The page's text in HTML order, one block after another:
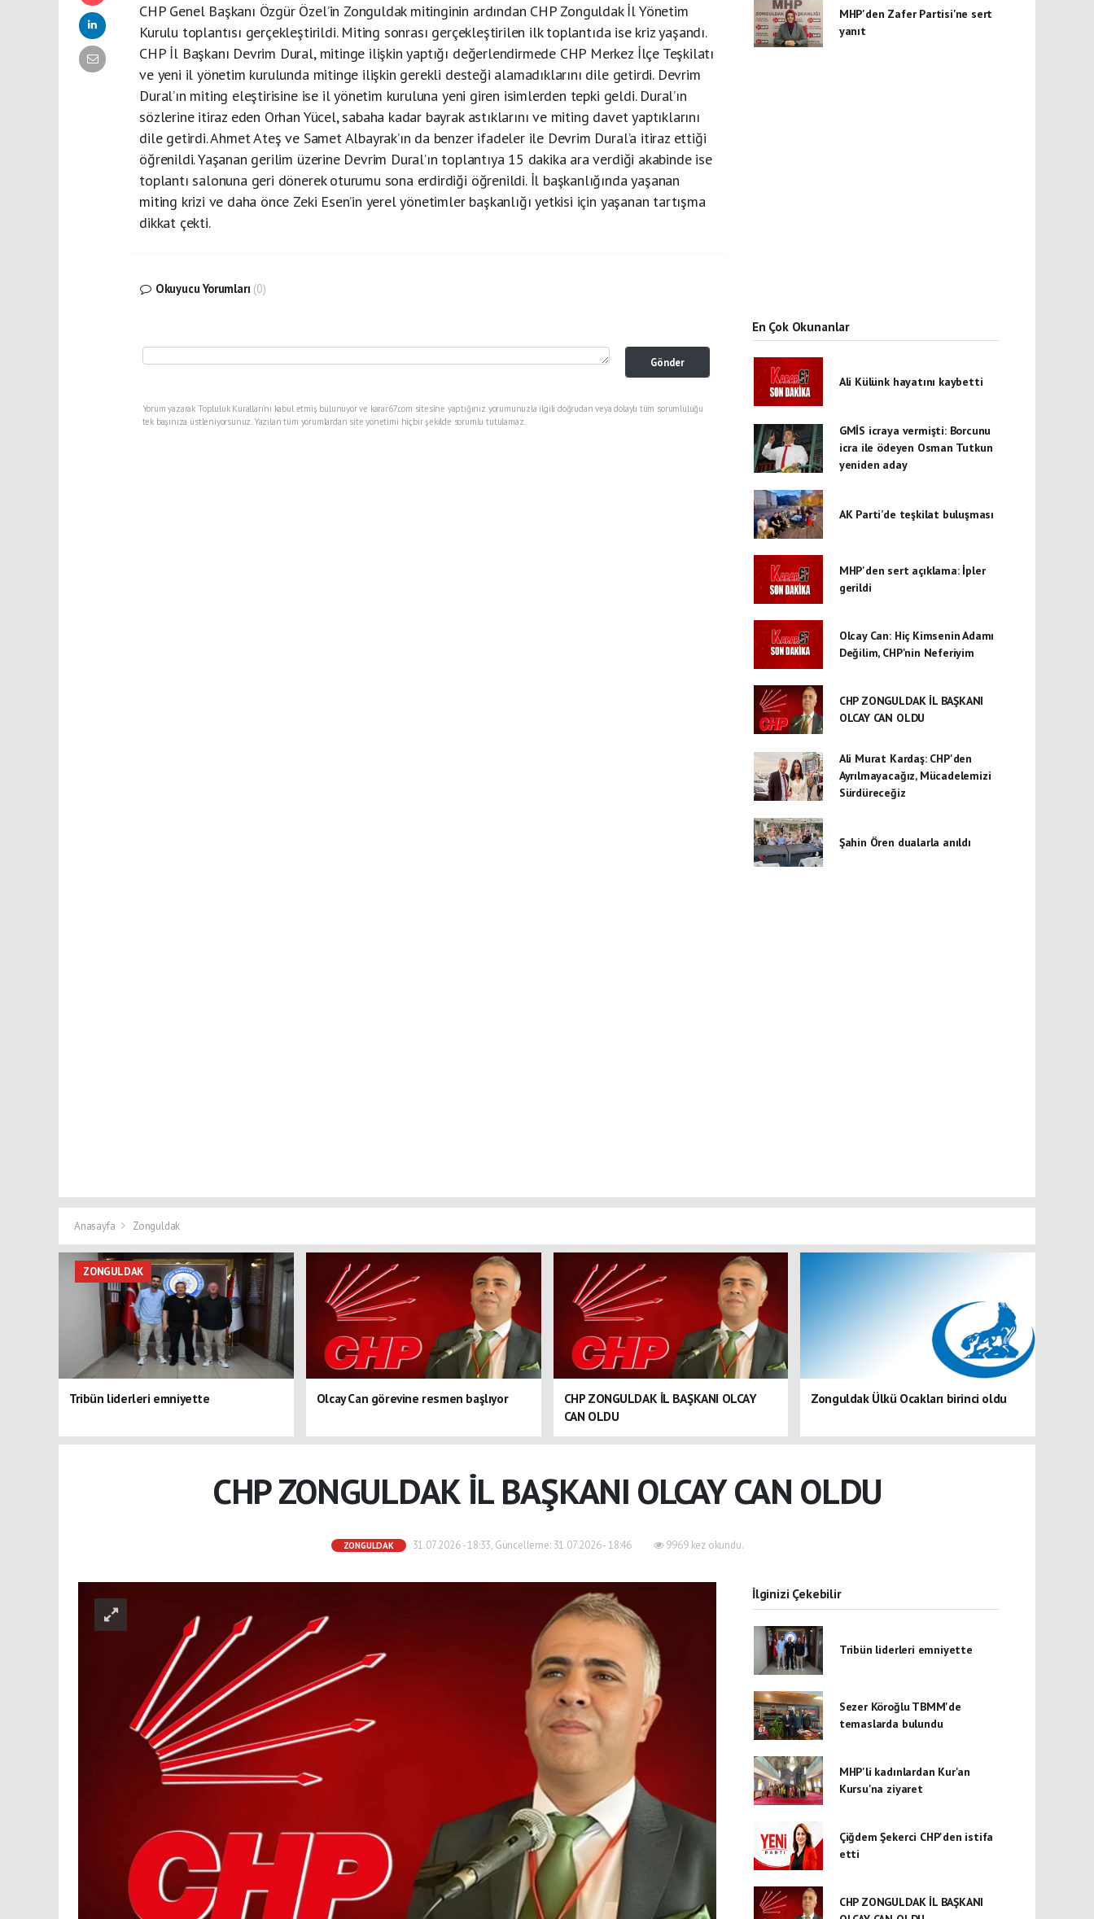
CHP Genel Başkanı Özgür Özel’in Zonguldak mitinginin ardından CHP Zonguldak İl Yönetim
Kurulu toplantısı gerçekleştirildi. Miting sonrası gerçekleştirilen ilk toplantıda ise kriz yaşandı.
CHP İl Başkanı Devrim Dural, mitinge ilişkin yaptığı değerlendirmede CHP Merkez İlçe Teşkilatı
ve yeni il yönetim kurulunda mitinge ilişkin gerekli desteği alamadıklarını dile getirdi. Devrim
Dural’ın miting eleştirisine ise il yönetim kuruluna yeni giren isimlerden tepki geldi. Dural’ın
sözlerine itiraz eden Orhan Yücel, sabaha kadar bayrak astıklarını ve miting davet yaptıklarını
dile getirdi. Ahmet Ateş ve Samet Albayrak’ın da benzer ifadeler ile Devrim Dural’a itiraz ettiği
öğrenildi. Yaşanan gerilim üzerine Devrim Dural’ın toplantıya 15 dakika ara verdiği akabinde ise
toplantı salonuna geri dönerek oturumu sona erdirdiği öğrenildi. İl başkanlığında yaşanan
miting krizi ve daha önce Zeki Esen’in yerel yönetimler başkanlığı yetkisi için yaşanan tartışma
dikkat çekti.
Okuyucu Yorumları (0)
Gönder
Yorum yazarak Topluluk Kuralları’nı kabul etmiş bulunuyor ve karar67.com sitesine yaptığınız yorumunuzla ilgili doğrudan veya dolaylı tüm sorumluluğu
tek başınıza üstleniyorsunuz. Yazılan tüm yorumlardan site yönetimi hiçbir şekilde sorumlu tutulamaz.
MHP'den Zafer Partisi'ne sert
yanıt
En Çok Okunanlar
Ali Külünk hayatını kaybetti
GMİS icraya vermişti: Borcunu
icra ile ödeyen Osman Tutkun
yeniden aday
AK Parti’de teşkilat buluşması
MHP'den sert açıklama: İpler
gerildi
Olcay Can: Hiç Kimsenin Adamı
Değilim, CHP'nin Neferiyim
CHP ZONGULDAK İL BAŞKANI
OLCAY CAN OLDU
Ali Murat Kardaş: CHP'den
Ayrılmayacağız, Mücadelemizi
Sürdüreceğiz
Şahin Ören dualarla anıldı
Anasayfa Zonguldak
ZONGULDAK
Tribün liderleri emniyette Olcay Can görevine resmen başlıyor
CHP ZONGULDAK İL BAŞKANI OLCAY
CAN OLDU
Zonguldak Ülkü Ocakları birinci oldu
CHP ZONGULDAK İL BAŞKANI OLCAY CAN OLDU
ZONGULDAK 31.07.2026 - 18:33, Güncelleme: 31.07.2026 - 18:46 9969 kez okundu.
İlginizi Çekebilir
Tribün liderleri emniyette
Sezer Köroğlu TBMM'de
temaslarda bulundu
MHP'li kadınlardan Kur'an
Kursu'na ziyaret
Çiğdem Şekerci CHP'den istifa
etti
CHP ZONGULDAK İL BAŞKANI